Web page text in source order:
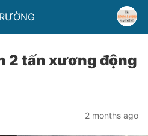
2 tấn xương động
2 months ago